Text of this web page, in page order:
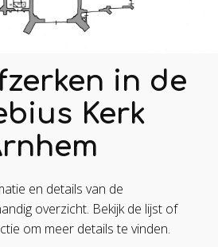
in de
Kerk
en details van de
overzicht. Bekijk de lijst of
om meer details te vinden.